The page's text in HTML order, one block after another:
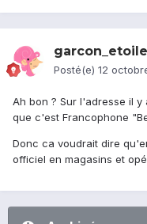
garcon_etoile
Posté(e) 12
Ah bon ? Sur l'adresse il
que c'est Francophone
Donc ca voudrait dire
officiel en magasins et